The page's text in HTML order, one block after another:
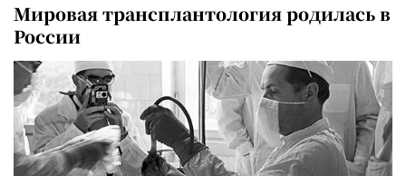
Мировая трансплантология родилась в
России